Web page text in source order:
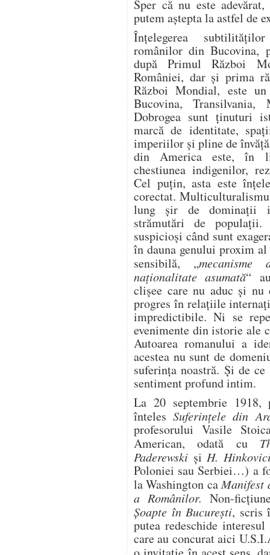
Sper că nu este
putem aştepta la astfel de
Înţelegerea
românilor din Bucovina,
după Primul Război
României, dar şi prima
Război Mondial, este
Bucovina, Transilvania,
Dobrogea sunt ţinuturi
marcă de identitate,
imperiilor şi pline de
din America este, în
chestiunea indigenilor,
Cel puţin, asta este
corectat.
lung şir de dominaţii
strămutări de
suspicioşi când sunt
în dauna genului proxim
sensibilă, „
naţionalitate asumată“
clişee care nu aduc şi nu
progres în relaţiile
impredictibile. Ni se
evenimente din istorie ale
Autoarea romanului a
acestea nu sunt de
suferinţa noastră. Şi de
sentiment profund intim.
La 20 septembrie 1918,
întelesSuferinţele din
profesorului Vasile
American, odată cu
Paderewski şiH.
Poloniei sau Serbiei…) a
la Washington caManifest
a Românilor. Non-
Şoapte în Bucureşti, scris
putea redeschide
care au concurat aici